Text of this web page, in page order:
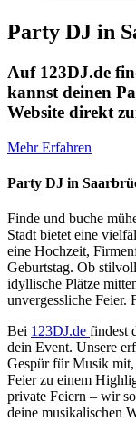
Party DJ in
Auf 123DJ.de
kannst deinen
Website direkt
Mehr Erfahren
Party DJ in
Finde und buche
Stadt bietet eine
eine Hochzeit,
Geburtstag. Ob
idyllische Plätze
unvergessliche Feier.
Bei 123DJ.de findest
dein Event. Unsere
Gespür für Musik mit,
Feier zu einem
private Feiern – wir
deine musikalischen